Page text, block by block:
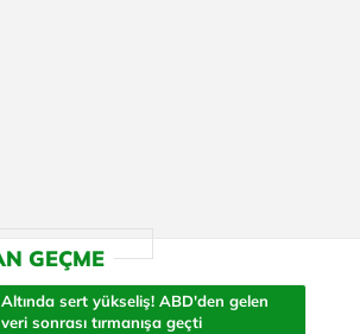
Altında sert yükseliş! ABD'den gelen
veri sonrası tırmanışa geçti